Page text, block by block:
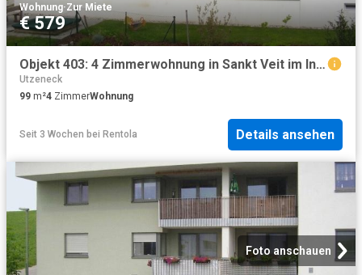
Wohnung·Zur Miete
€ 579
Objekt 403: 4 Zimmerwohnung in Sankt Veit im Innkreis, St. Veit Nr. 56, Top 3
Utzeneck
99 m²4 ZimmerWohnung
Seit 3 Wochen bei Rentola Details ansehen
Foto anschauen